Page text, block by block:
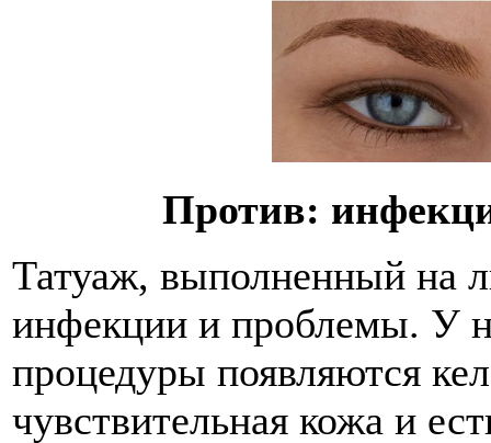
Против:
Татуаж, выполненный на
инфекции и проблемы. У
процедуры появляются
чувствительная кожа и